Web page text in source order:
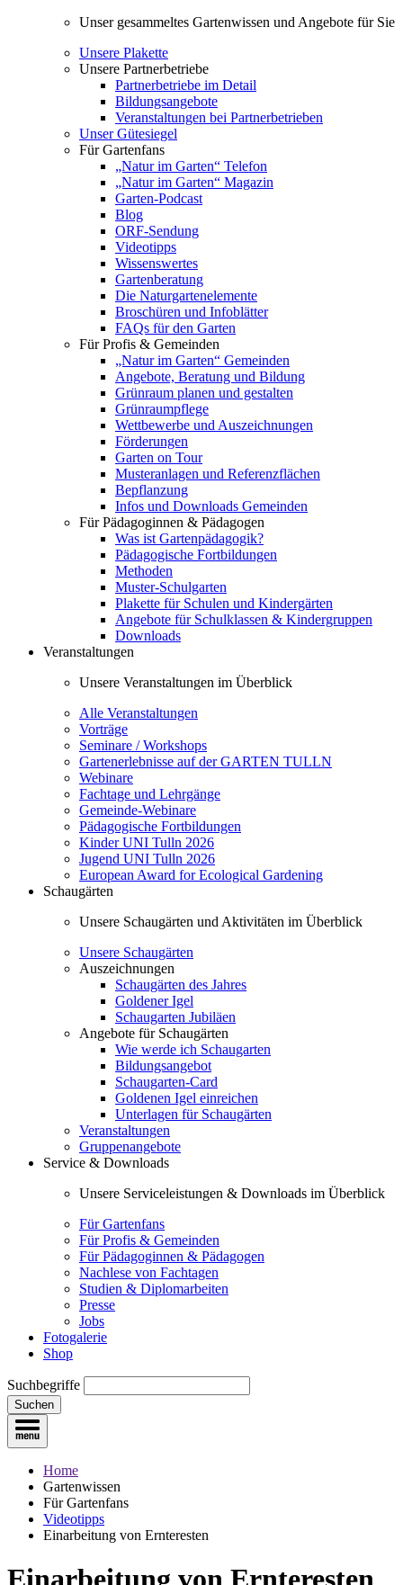
Unser gesammeltes Gartenwissen und Angebote für Sie
Unsere Plakette
Unsere Partnerbetriebe
Partnerbetriebe im Detail
Bildungsangebote
Veranstaltungen bei Partnerbetrieben
Unser Gütesiegel
Für Gartenfans
„Natur im Garten“ Telefon
„Natur im Garten“ Magazin
Garten-Podcast
Blog
ORF-Sendung
Videotipps
Wissenswertes
Gartenberatung
Die Naturgartenelemente
Broschüren und Infoblätter
FAQs für den Garten
Für Profis & Gemeinden
„Natur im Garten“ Gemeinden
Angebote, Beratung und Bildung
Grünraum planen und gestalten
Grünraumpflege
Wettbewerbe und Auszeichnungen
Förderungen
Garten on Tour
Musteranlagen und Referenzflächen
Bepflanzung
Infos und Downloads Gemeinden
Für Pädagoginnen & Pädagogen
Was ist Gartenpädagogik?
Pädagogische Fortbildungen
Methoden
Muster-Schulgarten
Plakette für Schulen und Kindergärten
Angebote für Schulklassen & Kindergruppen
Downloads
Veranstaltungen
Unsere Veranstaltungen im Überblick
Alle Veranstaltungen
Vorträge
Seminare / Workshops
Gartenerlebnisse auf der GARTEN TULLN
Webinare
Fachtage und Lehrgänge
Gemeinde-Webinare
Pädagogische Fortbildungen
Kinder UNI Tulln 2026
Jugend UNI Tulln 2026
European Award for Ecological Gardening
Schaugärten
Unsere Schaugärten und Aktivitäten im Überblick
Unsere Schaugärten
Auszeichnungen
Schaugärten des Jahres
Goldener Igel
Schaugarten Jubiläen
Angebote für Schaugärten
Wie werde ich Schaugarten
Bildungsangebot
Schaugarten-Card
Goldenen Igel einreichen
Unterlagen für Schaugärten
Veranstaltungen
Gruppenangebote
Service & Downloads
Unsere Serviceleistungen & Downloads im Überblick
Für Gartenfans
Für Profis & Gemeinden
Für Pädagoginnen & Pädagogen
Nachlese von Fachtagen
Studien & Diplomarbeiten
Presse
Jobs
Fotogalerie
Shop
Suchbegriffe
Suchen
Home
Gartenwissen
Für Gartenfans
Videotipps
Einarbeitung von Ernteresten